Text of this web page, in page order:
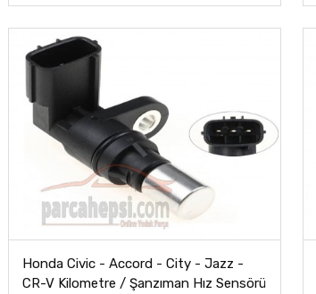
Honda Civic - Accord - City - Jazz -
CR-V Kilometre / Şanzıman Hız Sensörü